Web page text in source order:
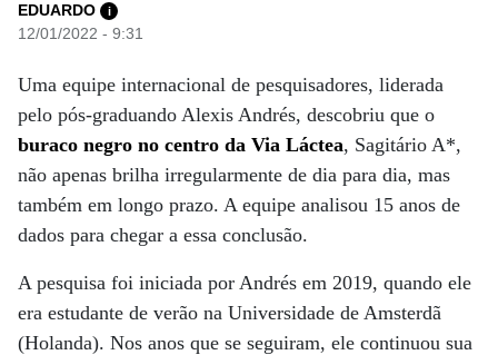
EDUARDO i
12/01/2022 - 9:31
Uma equipe internacional de pesquisadores, liderada
pelo pós-graduando Alexis Andrés, descobriu que o
buraco negro no centro da Via Láctea, Sagitário A*,
não apenas brilha irregularmente de dia para dia, mas
também em longo prazo. A equipe analisou 15 anos de
dados para chegar a essa conclusão.
A pesquisa foi iniciada por Andrés em 2019, quando ele
era estudante de verão na Universidade de Amsterdã
(Holanda). Nos anos que se seguiram, ele continuou sua